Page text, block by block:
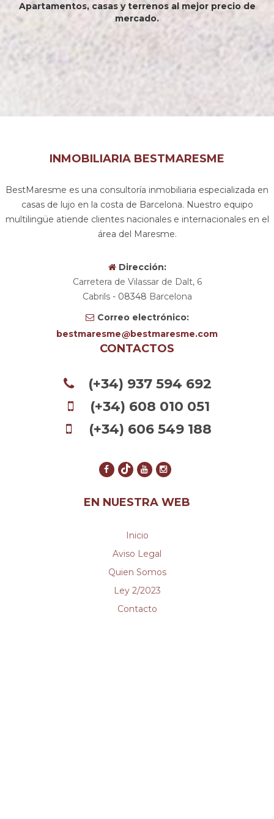
Apartamentos, casas y terrenos al mejor precio de
mercado.
INMOBILIARIA BESTMARESME
BestMaresme es una consultoría inmobiliaria especializada en
casas de lujo en la costa de Barcelona. Nuestro equipo
multilingüe atiende clientes nacionales e internacionales en el
área del Maresme.
Dirección:
Carretera de Vilassar de Dalt, 6
Cabrils- 08348 Barcelona
Correo electrónico:
bestmaresme
bestmaresme.com
CONTACTOS
(+34) 937 594 692
(+34) 608 010 051
(+34) 606 549 188
EN NUESTRA WEB
Inicio
Aviso Legal
Quien Somos
Ley 2/2023
Contacto